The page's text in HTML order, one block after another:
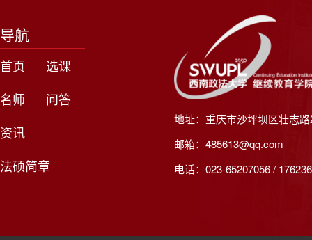
导航
首页
选课
名师
问答
资讯
法硕简章
地址：重庆市沙坪坝区壮志
邮箱：485613@qq.com
电话：023-65207056 /